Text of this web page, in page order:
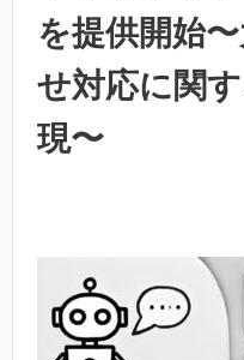
を提供開始
せ対応に関
現〜